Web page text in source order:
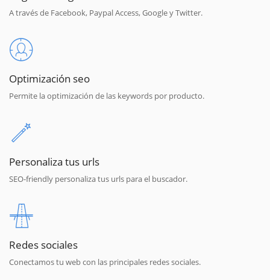
A través de Facebook, Paypal Access, Google y Twitter.
Optimización seo
Permite la optimización de las keywords por producto.
Personaliza tus urls
SEO-friendly personaliza tus urls para el buscador.
Redes sociales
Conectamos tu web con las principales redes sociales.